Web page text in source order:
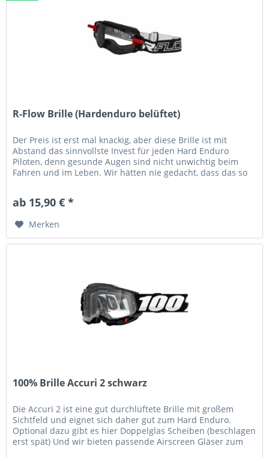
R-Flow Brille (Hardenduro belüftet)
Der Preis ist erst mal knackig, aber diese Brille ist mit
Abstand das sinnvollste Invest für jeden Hard Enduro
Piloten, denn gesunde Augen sind nicht unwichtig beim
Fahren und im Leben. Wir hätten nie gedacht, dass das so
ab 15,90 € *
Merken
100% Brille Accuri 2 schwarz
Die Accuri 2 ist eine gut durchlüftete Brille mit großem
Sichtfeld und eignet sich daher gut zum Hard Enduro.
Optional dazu gibt es hier Doppelglas Scheiben (beschlagen
erst spät) Und wir bieten passende Airscreen Gläser zum